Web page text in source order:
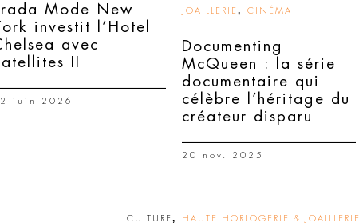
Mode New
investit l’Hotel
avec
II
juin 2026
JOAILLERIE , CINÉMA
Documenting
McQueen : la série
documentaire qui
célèbre l’héritage du
créateur disparu
20 nov. 2025
CULTURE , HAUTE HORLOGERIE & JOAILLERIE